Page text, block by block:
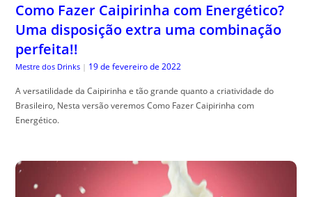
Como Fazer Caipirinha com Energético?
Uma disposição extra uma combinação
perfeita!!
Mestre dos Drinks | 19 de fevereiro de 2022
A versatilidade da Caipirinha e tão grande quanto a criatividade do
Brasileiro, Nesta versão veremos Como Fazer Caipirinha com
Energético.